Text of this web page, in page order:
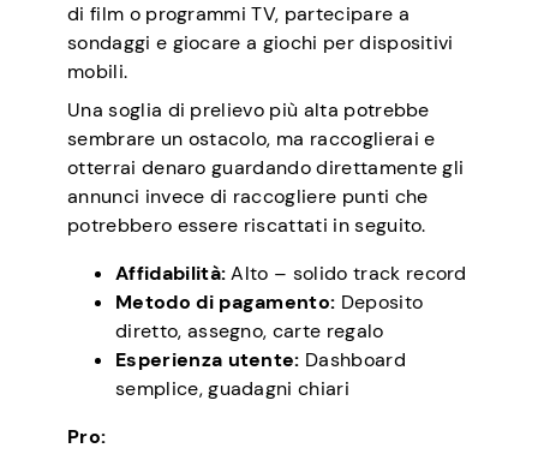
di film o programmi TV, partecipare a
sondaggi e giocare a giochi per dispositivi
mobili.
Una soglia di prelievo più alta potrebbe
sembrare un ostacolo, ma raccoglierai e
otterrai denaro guardando direttamente gli
annunci invece di raccogliere punti che
potrebbero essere riscattati in seguito.
Affidabilità:Alto – solido track record
Metodo di pagamento: Deposito
diretto, assegno, carte regalo
Esperienza utente: Dashboard
semplice, guadagni chiari
Pro: